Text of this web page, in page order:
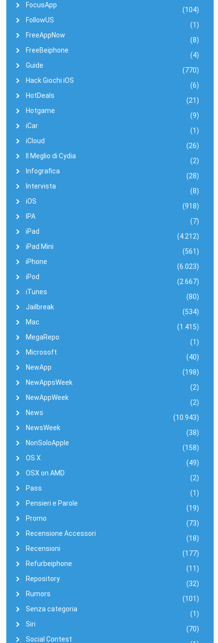
FocusApp
(104)
FollowUS
(1)
FreeAppNow
(8)
FreeBeiphone
(4)
Guide
(770)
Hack Giochi iOS
(6)
HotDeals
(21)
Hotgame
(9)
iCar
(1)
iCloud
(26)
Il Meglio di Cydia
(2)
Infografica
(28)
Intervista
(8)
iOS
(918)
IPA
(7)
iPad
(4.212)
iPad Mini
(561)
iPhone
(6.023)
iPod
(2.667)
iTunes
(80)
Jailbreak
(534)
Mac
(1.415)
MegaRepo
(1)
Microsoft
(40)
NewApp
(198)
NewAppsWeek
(2)
NewAppWeek
(2)
News
(10.943)
NewsWeek
(38)
NonSoloApple
(158)
OS X
(49)
OSX on AMD
(2)
Pass
(1)
Pensieri e Parole
(19)
Promo
(73)
Recensione Accessori
(18)
Recensioni
(177)
Refurbeiphone
(11)
Repository
(32)
Rumors
(101)
Senza categoria
(1)
Siri
(70)
Social Contest